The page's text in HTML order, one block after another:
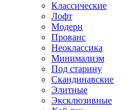
Классические
Лофт
Модерн
Прованс
Неоклассика
Минимализм
Под старину
Скандинавские
Элитные
Эксклюзивные